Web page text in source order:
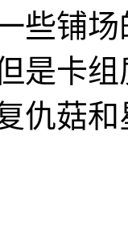
些铺
是卡
仇菇